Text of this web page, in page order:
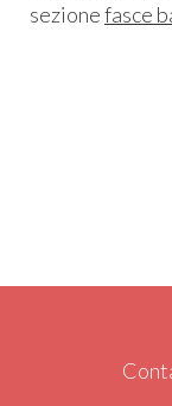
sezionefasce